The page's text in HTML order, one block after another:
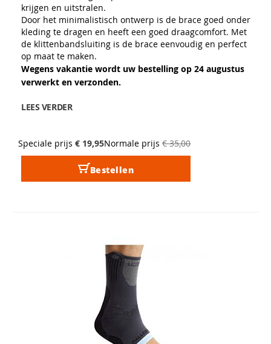
krijgen en uitstralen.
Door het minimalistisch ontwerp is de brace goed onder
kleding te dragen en heeft een goed draagcomfort. Met
de klittenbandsluiting is de brace eenvoudig en perfect
op maat te maken.
Wegens vakantie wordt uw bestelling op 24 augustus
verwerkt en verzonden.
LEES VERDER
Speciale prijs € 19,95Normale prijs € 35,00
Bestellen